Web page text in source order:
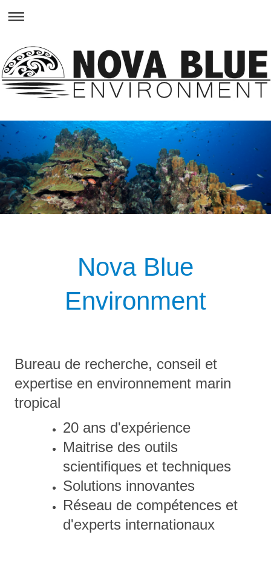
Nova Blue
Environment
Bureau de recherche, conseil et
expertise en environnement marin
tropical
20 ans d'expérience
Maitrise des outils
scientifiques et techniques
Solutions innovantes
Réseau de compétences et
d'experts internationaux